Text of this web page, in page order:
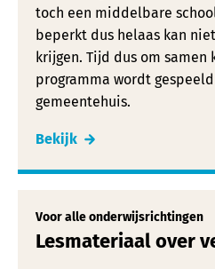
toch een middelbare
beperkt dus helaas kan
krijgen. Tijd dus om samen
programma wordt
gemeentehuis.
Bekijk
Voor alle onderwijsrichtingen
Lesmateriaal over